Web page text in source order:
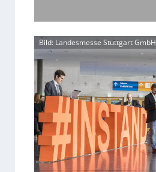
Bild: Landesmesse Stuttgart GmbH